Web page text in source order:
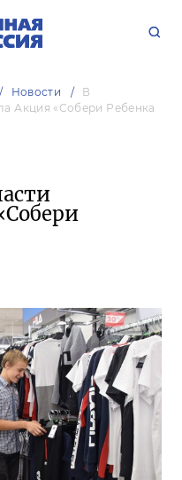
Новости
В
Акция «Собери Ребенка